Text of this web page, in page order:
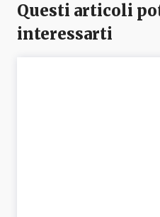
Questi articoli
interessarti